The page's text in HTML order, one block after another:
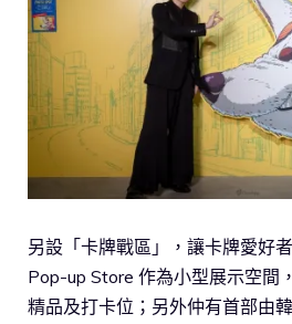
另設「卡牌戰區」，讓卡牌愛好
Pop-up Store 作為小型展示空間
精品及打卡位；另外仲有首部由